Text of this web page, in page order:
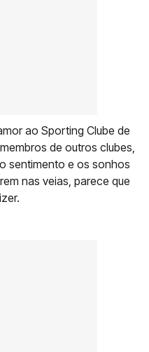
ao Sporting Clube de
de outros clubes,
sentimento e os sonhos
nas veias, parece que